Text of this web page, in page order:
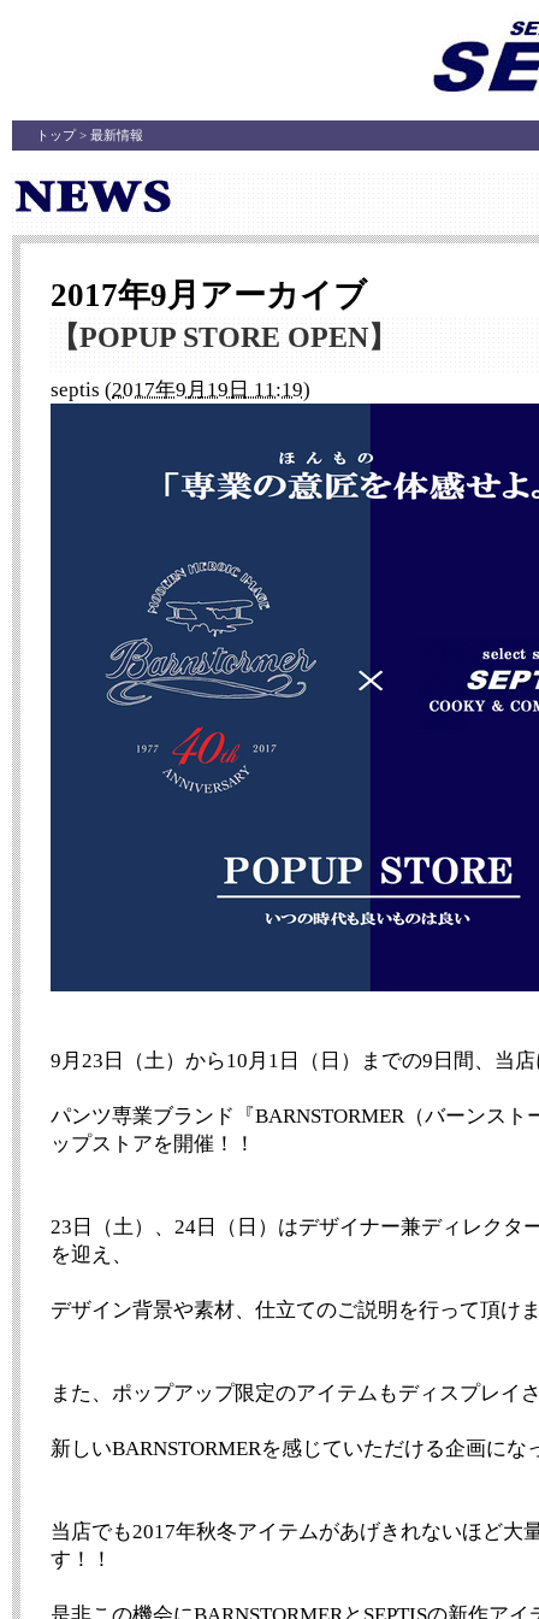
トップ> 最新情報
2017年9月アーカイブ
【POPUP STORE OPEN】
septis (2017年9月19日 11:19)
9月23日（土）から10月1日（日）までの9日間、当
パンツ専業ブランド『BARNSTORMER（バーンスト
ップストアを開催！！
23日（土）、24日（日）はデザイナー兼ディレクタ
を迎え、
デザイン背景や素材、仕立てのご説明を行って頂け
また、ポップアップ限定のアイテムもディスプレイ
新しいBARNSTORMERを感じていただける企画にな
当店でも2017年秋冬アイテムがあげきれないほど大
す！！